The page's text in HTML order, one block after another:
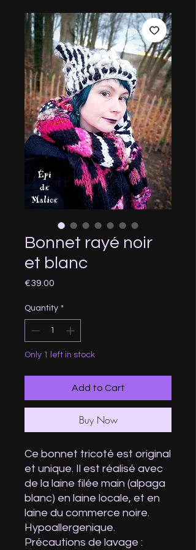
Bonnet rayé noir
et blanc
€39.00
Quantity *
Only 1 left in stock
Add to Cart
Buy Now
Ce bonnet tricoté est original
et unique. Il est réalisé avec
de la laine filée main (alpaga
blanc) en laine locale, et en
laine du commerce noire.
Hypoallergenique.
Précautions de lavage :